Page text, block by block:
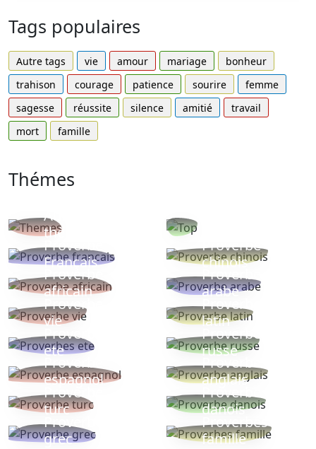
Tags populaires
Autre tags vie amour mariage
bonheur
trahison
courage patience sourire
femme
sagesse
réussite silence amitié
travail
mort
famille
Thémes
Autres
thèmes
Proverbe
Français
Proverbe
chinois
Proverbe
africain
Proverbe
arabe
Proverbe
vie
Proverbe
latin
Proverbes
ete
Proverbe
russe
Proverbe
espagnol
Proverbe
anglais
Proverbe
turc
Proverbe
danois
Proverbe
grec
Proverbes
famille